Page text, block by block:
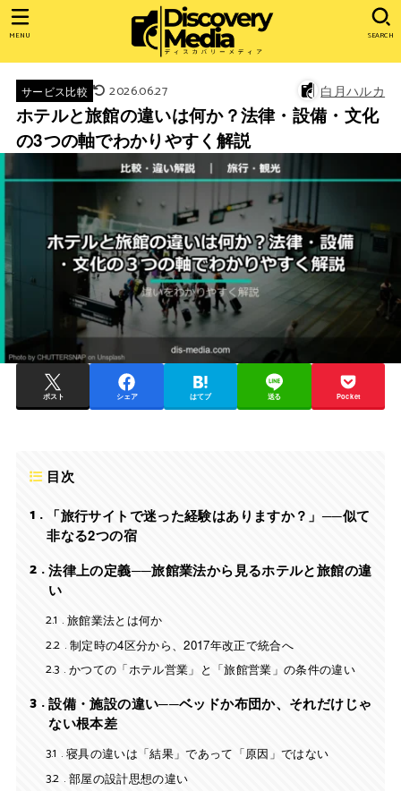
SEARCH
MENU
サービス比較 2026.06.27 白月ハルカ
ホテルと旅館の違いは何か？法律・設備・文化
の3つの軸でわかりやすく解説
ポスト シェア はてブ 送る Pocket
目次
1
「旅行サイトで迷った経験はありますか？」──似て
非なる2つの宿
2
法律上の定義──旅館業法から見るホテルと旅館の違
い
2.1
旅館業法とは何か
2.2 制定時の4区分から、2017年改正で統合へ
2.3 かつての「ホテル営業」と「旅館営業」の条件の違い
3
設備・施設の違い──ベッドか布団か、それだけじゃ
ない根本差
3.1
寝具の違いは「結果」であって「原因」ではない
3.2 部屋の設計思想の違い